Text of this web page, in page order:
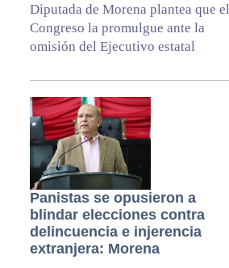
Diputada de Morena plantea que el
Congreso la promulgue ante la
omisión del Ejecutivo estatal
Panistas se opusieron a
blindar elecciones contra
delincuencia e injerencia
extranjera: Morena